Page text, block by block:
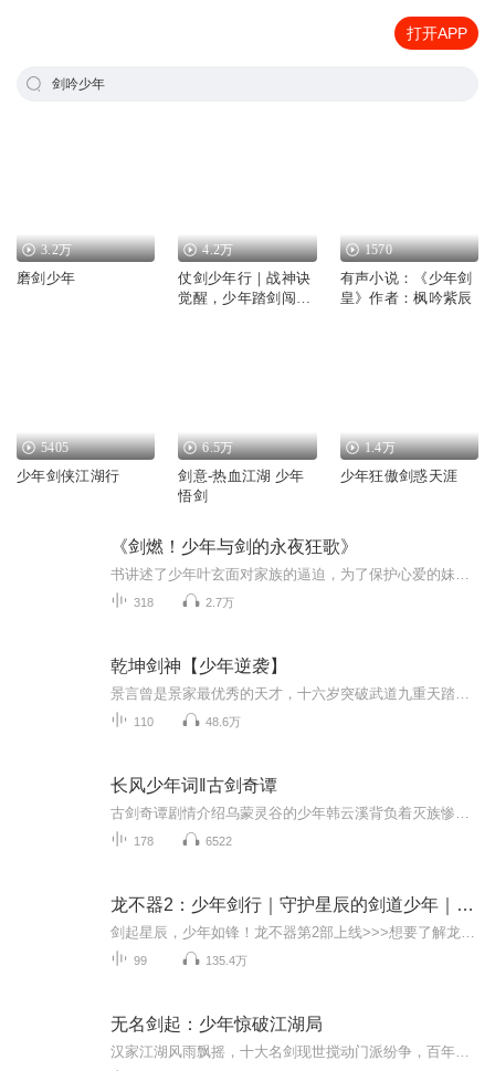
打开APP
剑吟少年
3.2万
磨剑少年
4.2万
仗剑少年行｜战神诀
觉醒，少年踏剑闯九
1570
有声小说：《少年剑
皇》作者：枫吟紫辰
5405
少年剑侠江湖行
6.5万
剑意-热血江湖 少年
悟剑
1.4万
少年狂傲剑惑天涯
《剑燃！少年与剑的永夜狂歌》
318 2.7万
乾坤剑神【少年逆袭】
110 48.6万
长风少年词‖古剑奇谭
178 6522
龙不器2：少年剑行｜守护星辰的剑道少年｜奇喵宇宙
99 135.4万
无名剑起：少年惊破江湖局